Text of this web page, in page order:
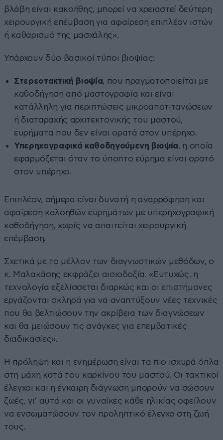
βλάβη είναι κακοήθης, μπορεί να χρειαστεί δεύτερη
χειρουργική επέμβαση για αφαίρεση επιπλέον ιστών
ή καθαρισμό της μασχάλης».
Υπάρχουν δύο βασικοί τύποι βιοψίας:
Στερεοτακτική βιοψία, που πραγματοποιείται με
καθοδήγηση από μαστογραφία και είναι
κατάλληλη για περιπτώσεις μικροαποτιτανώσεων
ή διαταραχής αρχιτεκτονικής του μαστού,
ευρήματα που δεν είναι ορατά στον υπέρηχο.
Υπερηχογραφικά καθοδηγούμενη βιοψία, η οποία
εφαρμόζεται όταν το ύποπτο εύρημα είναι ορατό
στον υπέρηχο.
Επιπλέον, σήμερα είναι δυνατή η αναρρόφηση και
αφαίρεση καλοηθών ευρημάτων με υπερηχογραφική
καθοδήγηση, χωρίς να απαιτείται χειρουργική
επέμβαση.
Σχετικά με το μέλλον των διαγνωστικών μεθόδων, ο
κ. Μαλακάσης εκφράζει αισιοδοξία. «Ευτυχώς, η
τεχνολογία εξελίσσεται διαρκώς και οι επιστήμονες
εργάζονται σκληρά για να αναπτύξουν νέες τεχνικές
που θα βελτιώσουν την ακρίβεια των διαγνώσεων
και θα μειώσουν τις ανάγκες για επεμβατικές
διαδικασίες».
Η πρόληψη και η ενημέρωση είναι τα πιο ισχυρά όπλα
στη μάχη κατά του καρκίνου του μαστού. Οι τακτικοί
έλεγχοι και η έγκαιρη διάγνωση μπορούν να σώσουν
ζωές, γι’ αυτό και οι γυναίκες κάθε ηλικίας οφείλουν
να ενσωματώσουν τον προληπτικό έλεγχο στη ζωή
τους.